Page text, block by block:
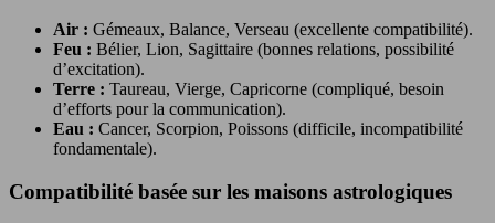
Air : Gémeaux, Balance, Verseau (excellente compatibilité).
Feu : Bélier, Lion, Sagittaire (bonnes relations, possibilité
d’excitation).
Terre : Taureau, Vierge, Capricorne (compliqué, besoin
d’efforts pour la communication).
Eau : Cancer, Scorpion, Poissons (difficile, incompatibilité
fondamentale).
Compatibilité basée sur les maisons astrologiques